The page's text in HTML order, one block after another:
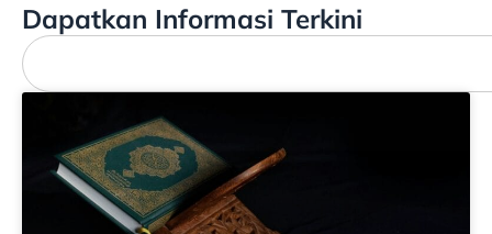
Dapatkan Informasi Terkini